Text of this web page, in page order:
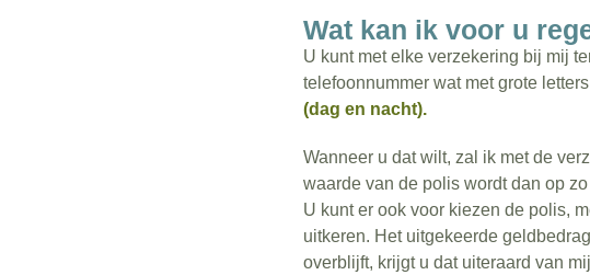
Wat kan ik voor u
U kunt met elke verzekering bij mij
telefoonnummer wat met grote
(dag en nacht).
Wanneer u dat wilt, zal ik met de
waarde van de polis wordt dan op
U kunt er ook voor kiezen de polis,
uitkeren. Het uitgekeerde
overblijft, krijgt u dat uiteraard van